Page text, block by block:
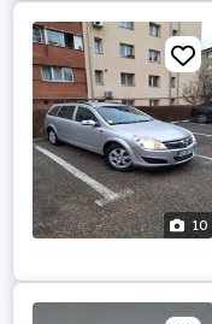
10